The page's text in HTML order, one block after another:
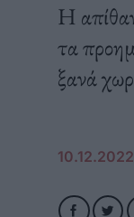
Η
τα
ξανά
10.12.2022